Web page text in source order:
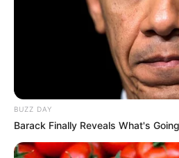
BUZZ DAY
Barack Finally Reveals What's